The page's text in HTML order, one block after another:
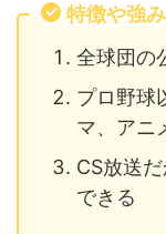
特徴や強み
全球団の
プロ野球
マ、アニ
CS放送
できる